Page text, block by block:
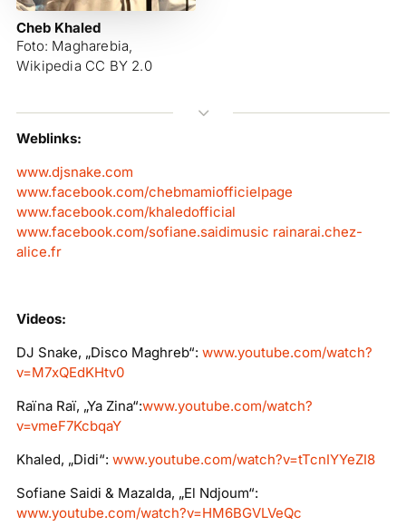
Cheb Khaled
Foto: Magharebia,
Wikipedia CC BY 2.0
3
Weblinks:
www.djsnake.com
www.facebook.com/chebmamiofficielpage
www.facebook.com/khaledofficial
www.facebook.com/sofiane.saidimusic rainarai.chez-
alice.fr
Videos:
DJ Snake, „Disco Maghreb“: www.youtube.com/watch?
v=M7xQEdKHtv0
Raïna Raï, „Ya Zina“:www.youtube.com/watch?
v=vmeF7KcbqaY
Khaled, „Didi“: www.youtube.com/watch?v=tTcnIYYeZI8
Sofiane Saidi & Mazalda, „El Ndjoum“:
www.youtube.com/watch?v=HM6BGVLVeQc